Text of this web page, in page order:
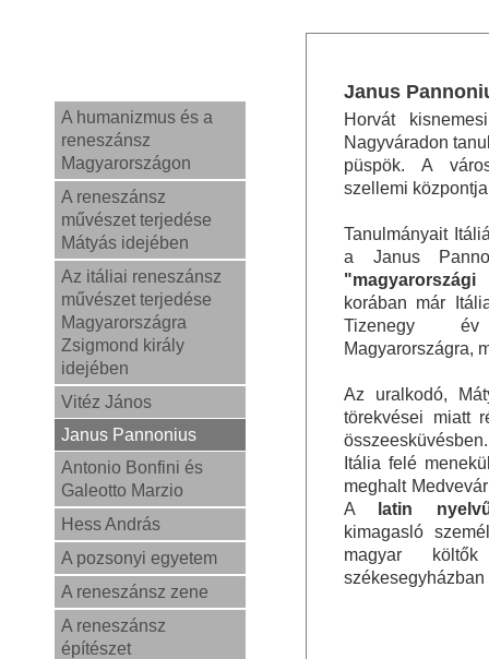
A humanizmus és a
reneszánsz
Magyarországon
A reneszánsz
művészet terjedése
Mátyás idejében
Az itáliai reneszánsz
művészet terjedése
Magyarországra
Zsigmond király
idejében
Vitéz János
Janus Pannonius
Antonio Bonfini és
Galeotto Marzio
Hess András
A pozsonyi egyetem
A reneszánsz zene
A reneszánsz
építészet
Janus
Horvát
Nagyváradon
püspök. A
szellemi
Tanulmányait
a Janus
korában már
Tizenegy
Magyarországra,
Az uralkodó,
törekvései miatt
Itália felé
meghalt
A
latin
kimagasló
magyar
székesegyházban